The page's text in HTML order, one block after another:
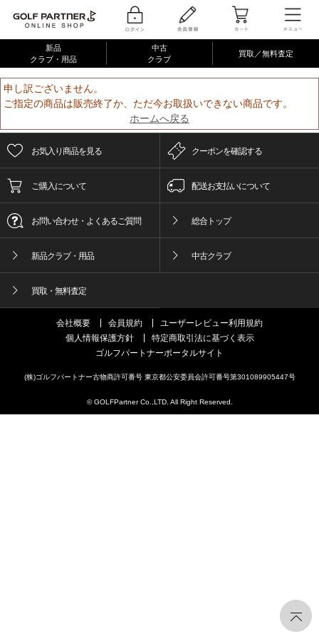
新品
クラブ・用品
中古
クラブ
買取／無料査定
申し訳ございません。
ご指定の商品は販売終了か、ただ今お取扱いできない商品です。
ホームへ戻る
お気入り商品を見る クーポンを確認する
ご購入について 配送お支払いについて
お問い合わせ・よくあるご質問 総合トップ
新品クラブ・用品 中古クラブ
買取・無料査定
会社概要 会員規約
ユーザーレビュー利用規約
個人情報保護方針
特定商取引法に基づく表示
ゴルフパートナーポータルサイト
(株)ゴルフパートナー古物商許可番号 東京都公安委員会許可番号第301089905447号
© GOLFPartner Co.,LTD. All Right Reserved.